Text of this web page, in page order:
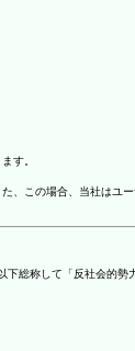
す。
この場合、当社はユー
総称して「反社会的